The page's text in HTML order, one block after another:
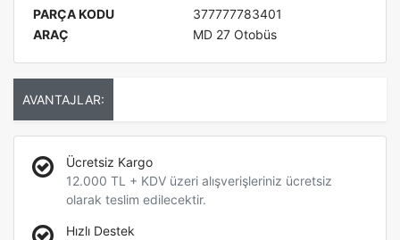
PARÇA KODU
377777783401
ARAÇ
MD 27 Otobüs
AVANTAJLAR:
Ücretsiz Kargo
12.000 TL + KDV üzeri alışverişleriniz ücretsiz
olarak teslim edilecektir.
Hızlı Destek